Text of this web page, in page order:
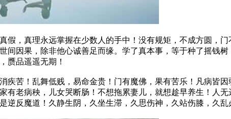
，真理永远掌握在少数人的手中！没有规矩，不成方圆，
间因果，除非他心诚善足而缘。学了真本事，等于种了摇钱
赝品遥遥无期！
苦！乱舞低贱，易命金贵！门有魔佛，果有苦乐！凡病皆因
有老病秧，儿女哭断肠！不想拖累妻儿，就想趁早养生！人
逆反魔道！久静生阴，久坐生滞，久思伤神，久站伤膝，久